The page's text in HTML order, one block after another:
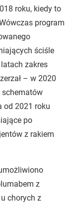
roku, kiedy to
program
ściśle
zakres
– w 2020
schematów
od 2021 roku
po
z rakiem
z
chorych z